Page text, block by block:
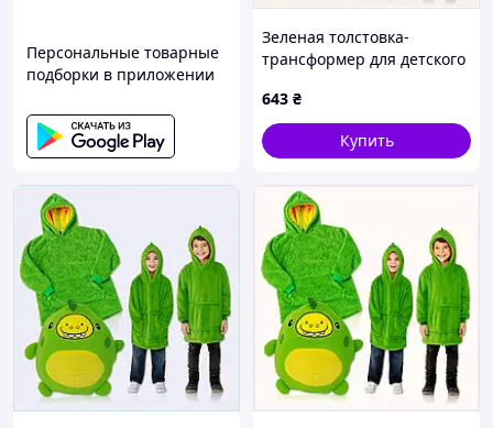
Персональные товарные
подборки в приложении
Зеленая толстовка-
трансформер для детского
643 ₴
Купить